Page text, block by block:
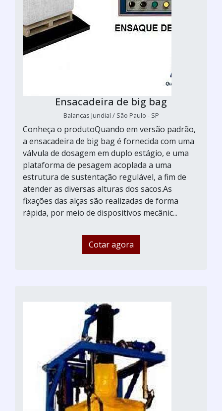
Ensacadeira de big bag
Balanças Jundiaí / São Paulo - SP
Conheça o produtoQuando em versão padrão,
a ensacadeira de big bag é fornecida com uma
válvula de dosagem em duplo estágio, e uma
plataforma de pesagem acoplada a uma
estrutura de sustentação regulável, a fim de
atender as diversas alturas dos sacos.As
fixações das alças são realizadas de forma
rápida, por meio de dispositivos mecânic...
Cotar agora